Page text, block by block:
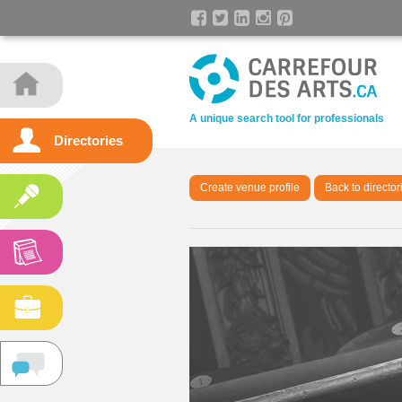
Directories
A unique search tool for professionals
Create venue profile Back to